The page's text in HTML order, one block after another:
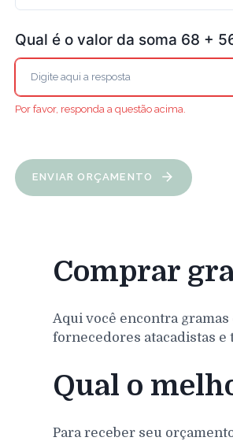
Qual é o valor da soma 68 +
Por favor, responda a questão acima.
ENVIAR ORÇAMENTO
Comprar
Aqui você encontra
fornecedores atacadistas e
Qual o
Para receber seu